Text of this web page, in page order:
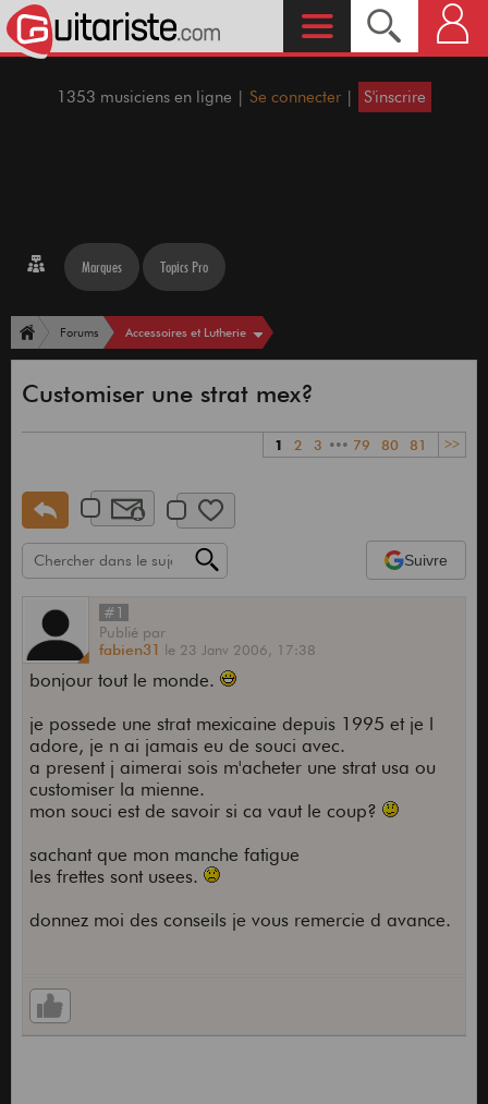
1353 musiciens en ligne | Se connecter | S'inscrire
Marques Topics Pro
Forums Accessoires et Lutherie
Customiser une strat mex?
1 2 3 ••• 79 80 81 >>
Suivre
#1
Publié par
fabien31 le 23 Janv 2006, 17:38
bonjour tout le monde.
je possede une strat mexicaine depuis 1995 et je l
adore, je n ai jamais eu de souci avec.
a present j aimerai sois m'acheter une strat usa ou
customiser la mienne.
mon souci est de savoir si ca vaut le coup?
sachant que mon manche fatigue
les frettes sont usees.
donnez moi des conseils je vous remercie d avance.